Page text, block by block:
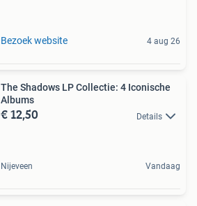
Bezoek website 4 aug 26
The Shadows LP Collectie: 4 Iconische
Albums
€ 12,50 Details
Nijeveen Vandaag